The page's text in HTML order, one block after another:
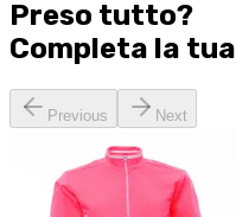
Preso tutto?
Completa la tua
Previous Next